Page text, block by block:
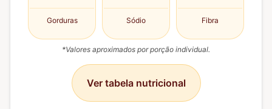
Gorduras Sódio Fibra
*Valores aproximados por porção individual.
Ver tabela nutricional